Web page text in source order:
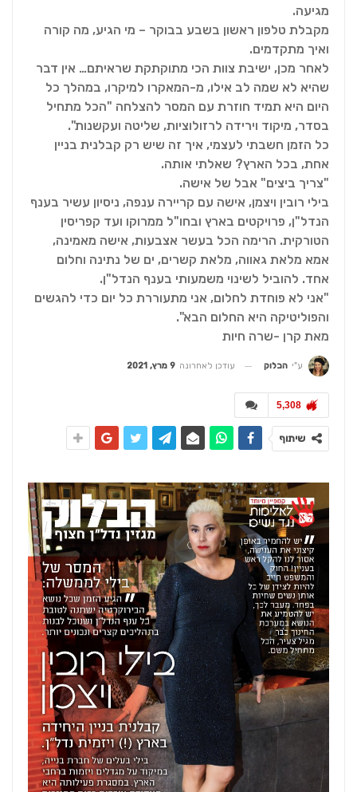
מגיעה.
מקבלת טלפון ראשון בשבע בבוקר – מי הגיע, מה קורה
ואיך מתקדמים.
לאחר מכן, ישיבת צוות הכי מתוקתקת שראיתם… אין דבר
שהיא לא שמה לב אילו, מ-המאקרו למיקרו, במהלך כל
היום היא תמיד חוזרת עם המסר להצלחה "הכל מתחיל
בסדר, מיקוד וירידה לרזולוציות, שליטה ועקשנות".
כל הזמן חשבתי לעצמי, איך זה שיש רק קבלנית בניין
אחת, בכל הארץ? שאלתי אותה.
"צריך ביצים" אבל של אישה.
בילי רובין ויצמן, אישה עם קריירה ענפה, ניסיון עשיר בענף
הנדל"ן, פרויקטים בארץ ובחו"ל ממרוקו ועד קפריסין
הטורקית. הרימה הכל בעשר אצבעות, אישה מאמינה,
אמא מלאת גאווה, מלאת קשרים, ים של נתינה וחלום
אחד. להוביל לשינוי משמעותי בענף הנדל"ן.
"אני לא פוחדת לחלום, אני מתעוררת כל יום כדי להגשים
והפוליטיקה היא החלום הבא".
מאת קרן -שרה חיות
ע"י הבלוק עודכן לאחרונה 9 מרץ, 2021
5,308
שיתוף